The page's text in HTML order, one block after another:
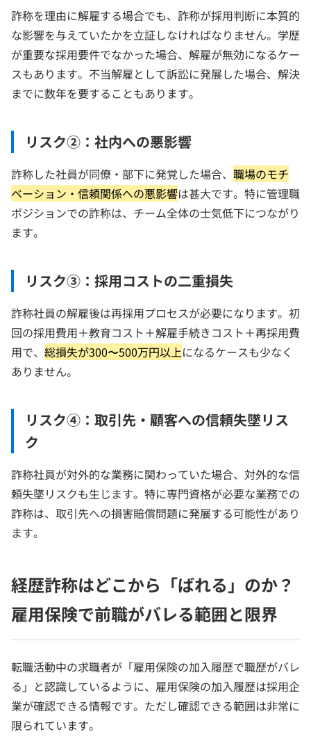
詐称を理由に解雇する場合でも、詐称が採用判断に本質的
な影響を与えていたかを立証しなければなりません。学歴
が重要な採用要件でなかった場合、解雇が無効になるケー
スもあります。不当解雇として訴訟に発展した場合、解決
までに数年を要することもあります。
リスク②：社内への悪影響
詐称した社員が同僚・部下に発覚した場合、 職場のモチ
ベーション・信頼関係への悪影響は甚大です。特に管理職
ポジションでの詐称は、チーム全体の士気低下につながり
ます。
リスク③：採用コストの二重損失
詐称社員の解雇後は再採用プロセスが必要になります。初
回の採用費用＋教育コスト＋解雇手続きコスト＋再採用費
用で、 総損失が300〜500万円以上になるケースも少なく
ありません。
リスク④：取引先・顧客への信頼失墜リス
ク
詐称社員が対外的な業務に関わっていた場合、対外的な信
頼失墜リスクも生じます。特に専門資格が必要な業務での
詐称は、取引先への損害賠償問題に発展する可能性があり
ます。
経歴詐称はどこから「ばれる」のか？
雇用保険で前職がバレる範囲と限界
転職活動中の求職者が「雇用保険の加入履歴で職歴がバレ
る」と認識しているように、雇用保険の加入履歴は採用企
業が確認できる情報です。ただし確認できる範囲は非常に
限られています。